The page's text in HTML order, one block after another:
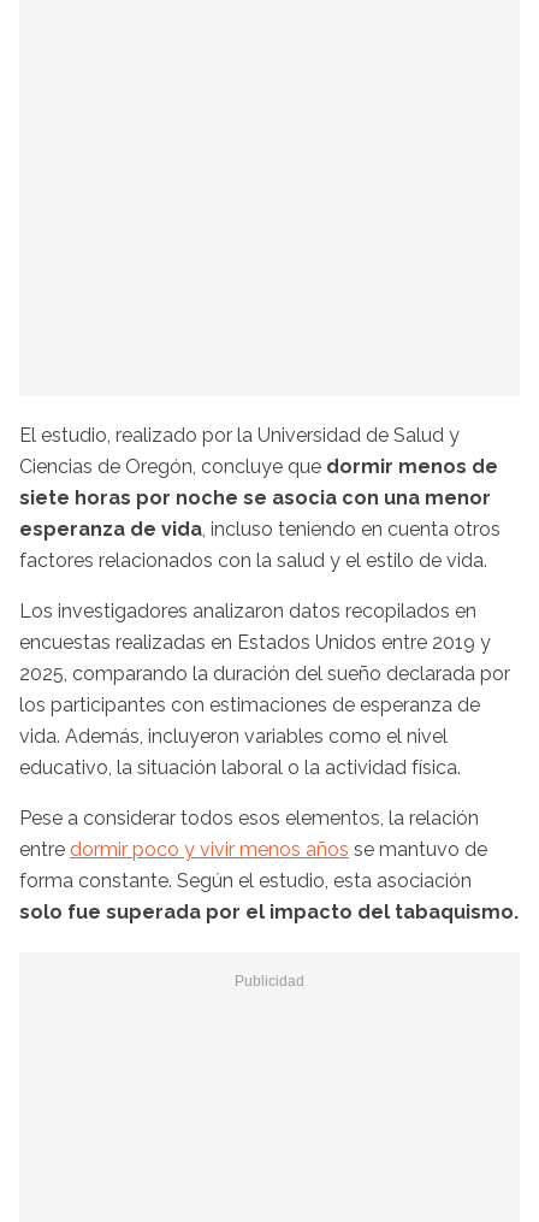
El estudio, realizado por la Universidad de Salud y
Ciencias de Oregón, concluye que dormir menos de
siete horas por noche se asocia con una menor
esperanza de vida, incluso teniendo en cuenta otros
factores relacionados con la salud y el estilo de vida.
Los investigadores analizaron datos recopilados en
encuestas realizadas en Estados Unidos entre 2019 y
2025, comparando la duración del sueño declarada por
los participantes con estimaciones de esperanza de
vida. Además, incluyeron variables como el nivel
educativo, la situación laboral o la actividad física.
Pese a considerar todos esos elementos, la relación
entre dormir poco y vivir menos años se mantuvo de
forma constante. Según el estudio, esta asociación
solo fue superada por el impacto del tabaquismo.